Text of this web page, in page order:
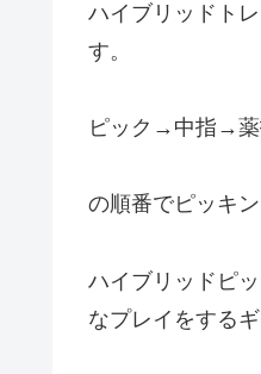
ハイブリッドト
す。
ピック→中指→
の順番でピッキ
ハイブリッドピ
なプレイをする